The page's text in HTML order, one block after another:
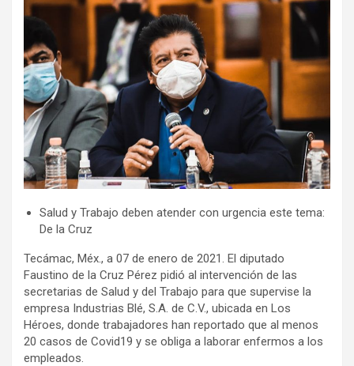
Salud y Trabajo deben atender con urgencia este tema:
De la Cruz
Tecámac, Méx., a 07 de enero de 2021. El diputado
Faustino de la Cruz Pérez pidió al intervención de las
secretarias de Salud y del Trabajo para que supervise la
empresa Industrias Blé, S.A. de C.V., ubicada en Los
Héroes, donde trabajadores han reportado que al menos
20 casos de Covid19 y se obliga a laborar enfermos a los
empleados.